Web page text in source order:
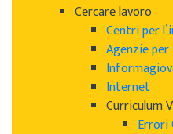
Cercare lavoro
Centri per
Agenzie
Internet
Curriculum
Errori